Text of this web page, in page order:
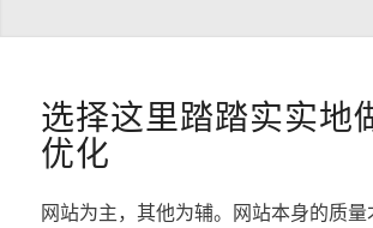
选择这里踏踏实实地
优化
网站为主，其他为辅。网站本身的质